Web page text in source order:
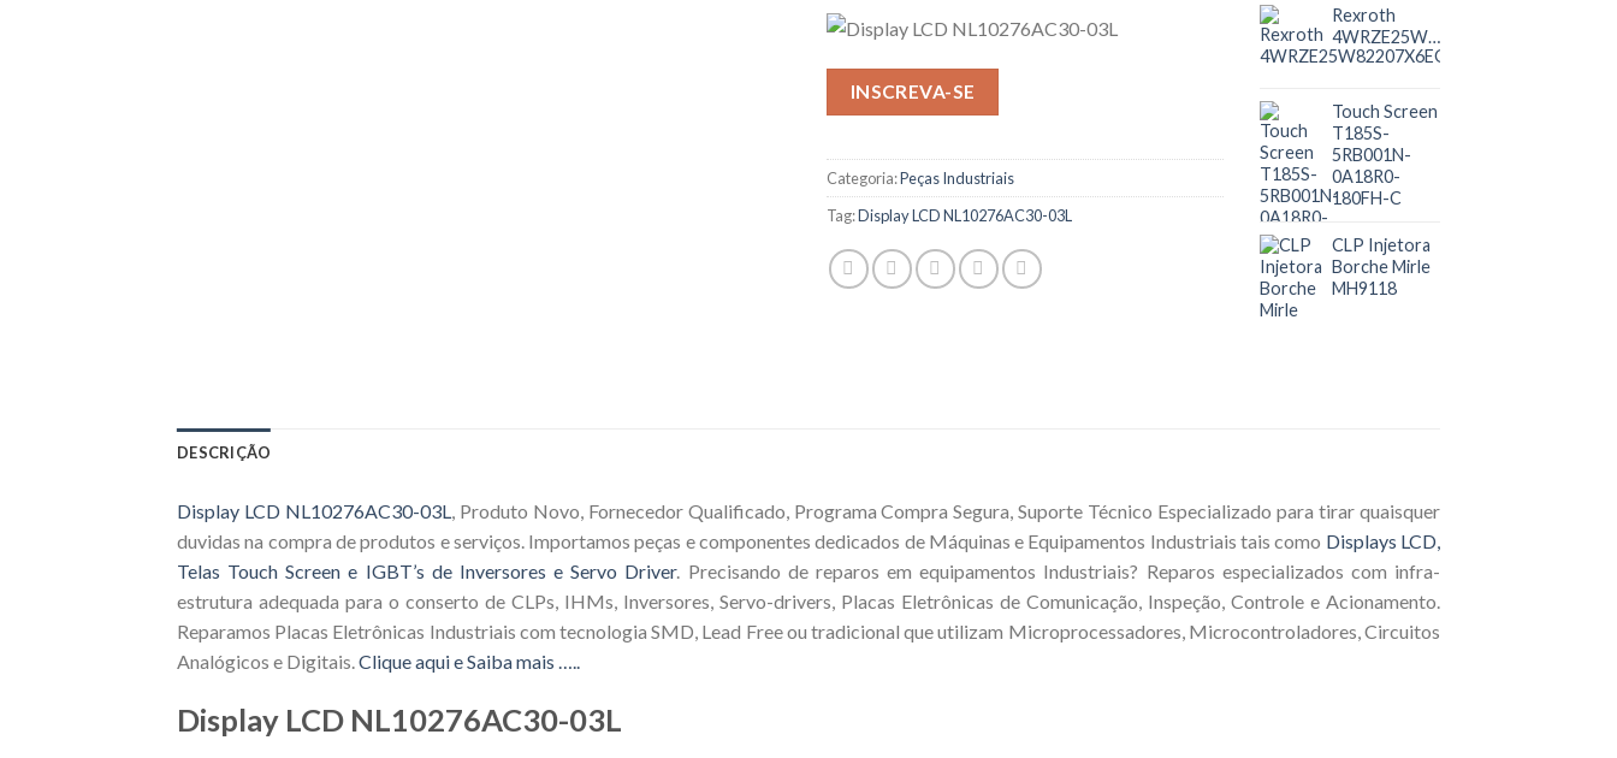
INSCREVA-SE
Categoria:Peças Industriais
Tag:Display LCD NL10276AC30-03L
Rexroth
4WRZE25W82207X6EG24N9K31
Touch Screen
T185S-
5RB001N-
0A18R0-
180FH-C
CLP Injetora
Borche Mirle
MH9118
DESCRIÇÃO
Display LCD NL10276AC30-03L
, Produto Novo, Fornecedor Qualificado, Programa Compra Segura, Suporte Técnico Especializado para tirar quaisquer
duvidas na compra de produtos e serviços. Importamos peças e componentes dedicados de Máquinas e Equipamentos Industriais tais como Displays LCD,
Telas Touch Screen e IGBT’s de Inversores e Servo Driver. Precisando de reparos em equipamentos Industriais? Reparos especializados com infra-
estrutura adequada para o conserto de CLPs, IHMs, Inversores, Servo-drivers, Placas Eletrônicas de Comunicação, Inspeção, Controle e Acionamento.
Reparamos Placas Eletrônicas Industriais com tecnologia SMD, Lead Free ou tradicional que utilizam Microprocessadores, Microcontroladores, Circuitos
Analógicos e Digitais. Clique aqui e Saiba mais …..
Display LCD NL10276AC30-03L